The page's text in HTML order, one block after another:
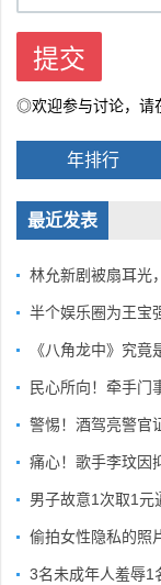
◎欢迎参与讨论，请
年排行
最近发表
林允新剧被扇耳光
半个娱乐圈为王宝
《八角龙中》究竟
民心所向！牵手门
警惕！酒驾亮警官
痛心！歌手李玟因
男子故意1次取1元
偷拍女性隐私的照
3名未成年人羞辱1